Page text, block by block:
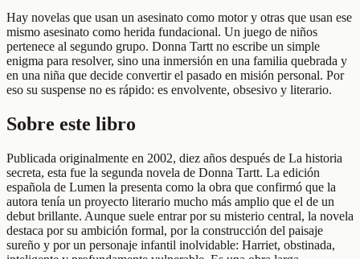
Hay novelas que usan un asesinato como motor y otras que usan ese
mismo asesinato como herida fundacional. Un juego de niños
pertenece al segundo grupo. Donna Tartt no escribe un simple
enigma para resolver, sino una inmersión en una familia quebrada y
en una niña que decide convertir el pasado en misión personal. Por
eso su suspense no es rápido: es envolvente, obsesivo y literario.
Sobre este libro
Publicada originalmente en 2002, diez años después de La historia
secreta, esta fue la segunda novela de Donna Tartt. La edición
española de Lumen la presenta como la obra que confirmó que la
autora tenía un proyecto literario mucho más amplio que el de un
debut brillante. Aunque suele entrar por su misterio central, la novela
destaca por su ambición formal, por la construcción del paisaje
sureño y por un personaje infantil inolvidable: Harriet, obstinada,